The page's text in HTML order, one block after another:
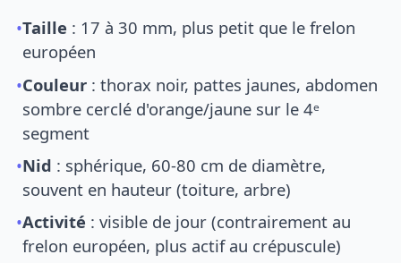
•Taille : 17 à 30 mm, plus petit que le frelon
européen
•Couleur : thorax noir, pattes jaunes, abdomen
sombre cerclé d'orange/jaune sur le 4ᵉ
segment
•Nid : sphérique, 60-80 cm de diamètre,
souvent en hauteur (toiture, arbre)
•Activité : visible de jour (contrairement au
frelon européen, plus actif au crépuscule)